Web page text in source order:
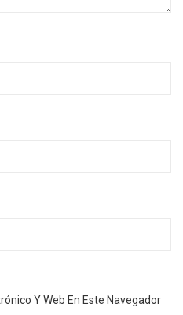
Y Web En Este Navegador